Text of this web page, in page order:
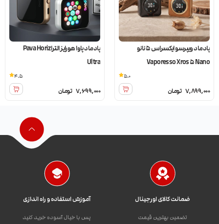
پادماد ویپرسو ایکسراس 5 نانو
Vaporesso Xros 5 Nano
7,899,000 تومان
5.0
پادماد پاوا هورایز الترا Pava Horiz
Ultra
7,699,000 تومان
4.5
ضمانت کالای اورجینال
تضمین بهترین قیمت
آموزش استفاده و راه اندازی
پس با خیال آسوده خرید کنید